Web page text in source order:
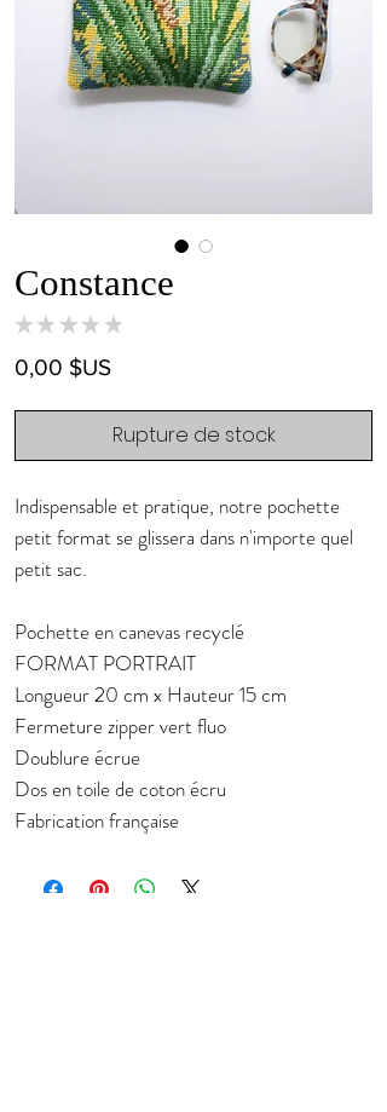
Constance
★ ★ ★ ★ ★
0,00 $USPrix
Rupture de stock
Indispensable et pratique, notre pochette
petit format se glissera dans n'importe quel
petit sac.
Pochette en canevas recyclé
FORMAT PORTRAIT
Longueur 20 cm x Hauteur 15 cm
Fermeture zipper vert fluo
Doublure écrue
Dos en toile de coton écru
Fabrication française